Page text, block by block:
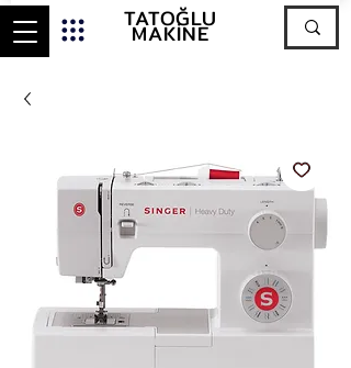
TATOĞLU
MAKİNE